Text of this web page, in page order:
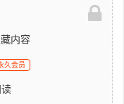
内容
久会员